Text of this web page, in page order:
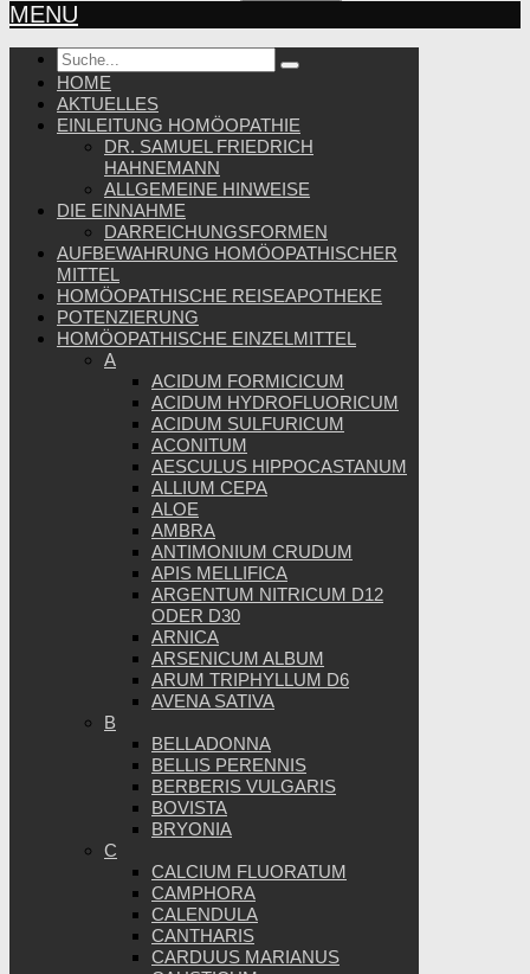
MENU
HOME
AKTUELLES
EINLEITUNG HOMÖOPATHIE
DR. SAMUEL FRIEDRICH
HAHNEMANN
ALLGEMEINE HINWEISE
DIE EINNAHME
DARREICHUNGSFORMEN
AUFBEWAHRUNG HOMÖOPATHISCHER
MITTEL
HOMÖOPATHISCHE REISEAPOTHEKE
POTENZIERUNG
HOMÖOPATHISCHE EINZELMITTEL
A
ACIDUM FORMICICUM
ACIDUM HYDROFLUORICUM
ACIDUM SULFURICUM
ACONITUM
AESCULUS HIPPOCASTANUM
ALLIUM CEPA
ALOE
AMBRA
ANTIMONIUM CRUDUM
APIS MELLIFICA
ARGENTUM NITRICUM D12
ODER D30
ARNICA
ARSENICUM ALBUM
ARUM TRIPHYLLUM D6
AVENA SATIVA
B
BELLADONNA
BELLIS PERENNIS
BERBERIS VULGARIS
BOVISTA
BRYONIA
C
CALCIUM FLUORATUM
CAMPHORA
CALENDULA
CANTHARIS
CARDUUS MARIANUS